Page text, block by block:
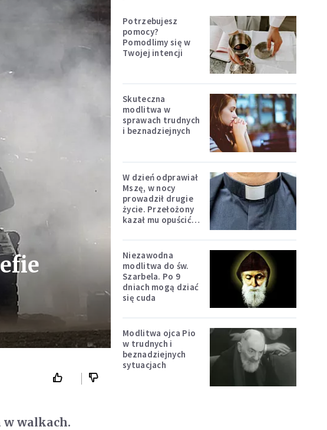
w walkach.
Potrzebujesz
pomocy?
Pomodlimy się w
Twojej intencji
Skuteczna
modlitwa w
sprawach trudnych
i beznadziejnych
W dzień odprawiał
Mszę, w nocy
prowadził drugie
życie. Przełożony
kazał mu opuścić
Niezawodna
modlitwa do św.
Szarbela. Po 9
dniach mogą dziać
się cuda
Modlitwa ojca Pio
w trudnych i
beznadziejnych
sytuacjach